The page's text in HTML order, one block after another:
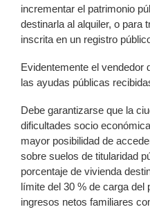
incrementar el patrimonio
destinarla al alquiler, o para
inscrita en un registro
Evidentemente el vendedor
las ayudas públicas
Debe garantizarse que la
dificultades socio
mayor posibilidad de
sobre suelos de titularidad
porcentaje de vivienda
límite del 30 % de carga del
ingresos netos familiares